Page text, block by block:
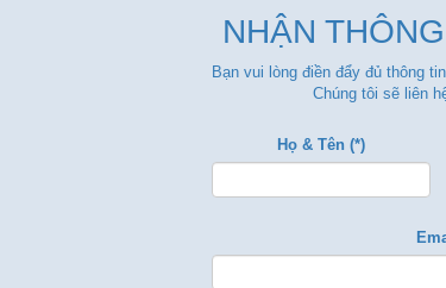
NHẬN
Bạn vui lòng điền đẩy đủ thông
Chúng tôi sẽ liên
Họ & Tên (*)